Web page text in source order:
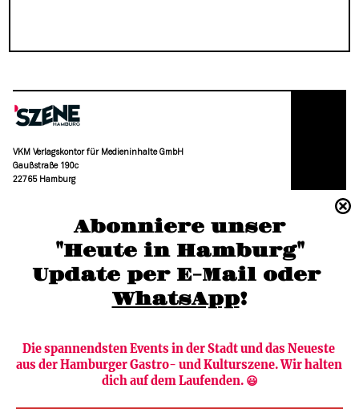
Abonniere unser
"Heute in Hamburg"
Update per E-Mail oder
WhatsApp!
Die spannendsten Events in der Stadt und das Neueste
aus der Hamburger Gastro- und Kulturszene. Wir halten
dich auf dem Laufenden. 😃
VKM Verlagskontor für Medieninhalte GmbH
Gaußstraße 190c
22765 Hamburg
moc.grubmah-enezs@ofni
Newsletter abonnieren Verlag